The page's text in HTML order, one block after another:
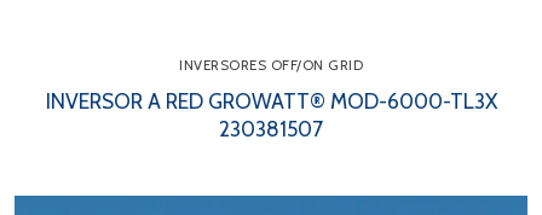
INVERSORES OFF/ON GRID
INVERSOR A RED GROWATT® MOD-6000-TL3X
230381507